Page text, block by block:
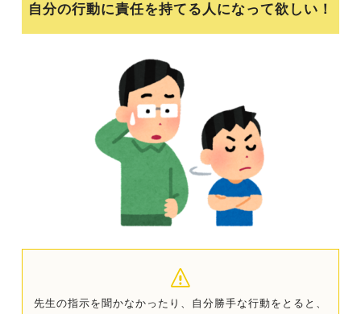
自分の行動に責任を持てる人になって欲しい！
先生の指示を聞かなかったり、自分勝手な行動をとると、